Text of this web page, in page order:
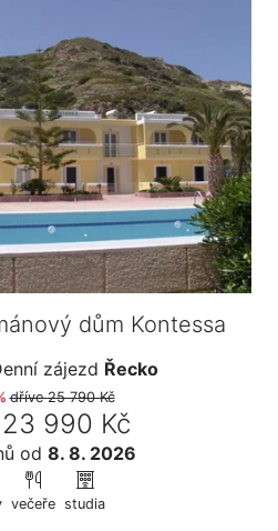
dům Kontessa
zájezd Řecko
dříve25 790 Kč
23 990 Kč
od 8. 8. 2026
večeře studia